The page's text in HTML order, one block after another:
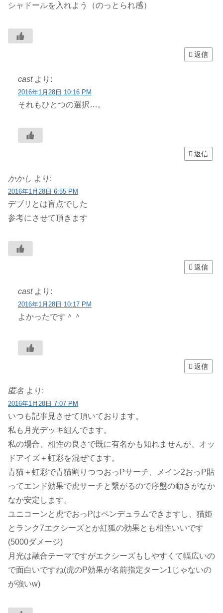
シャドールを入れよう（のっとられ感）
返信
cast より:
2016年1月28日 10:16 PM
それもひとつの選択…。
返信
かかし より:
2016年1月28日 6:55 PM
デブリとは盲点でした
参考にさせて頂きます
返信
cast より:
2016年1月28日 10:17 PM
よかったです＾＾
返信
匿名 より:
2016年1月28日 7:07 PM
いつも記事見させて頂いております。
私も月光デッキ組んでます。
私の場合、相性の良さで既に有名かも知れませんが、オッ
ドアイズ＋虹彩を混ぜてます。
青猫＋虹彩で青猫割りつつおっPサーチ、メイン2おっP貼
ってエンド効果で虎サーチと繋がるので序盤の動きがなか
なか安定します。
ユニコーンと虎でおっPはペンデュラムできますし、猫姫
とランク7エクシーズとか紅狐の効果とも相性いいです
(5000ダメージ)
月光は融合テーマですがエクシーズもしやすくて幅広いの
で面白いですね(虎のP効果が名前指定ターン1じゃないの
が強いw)